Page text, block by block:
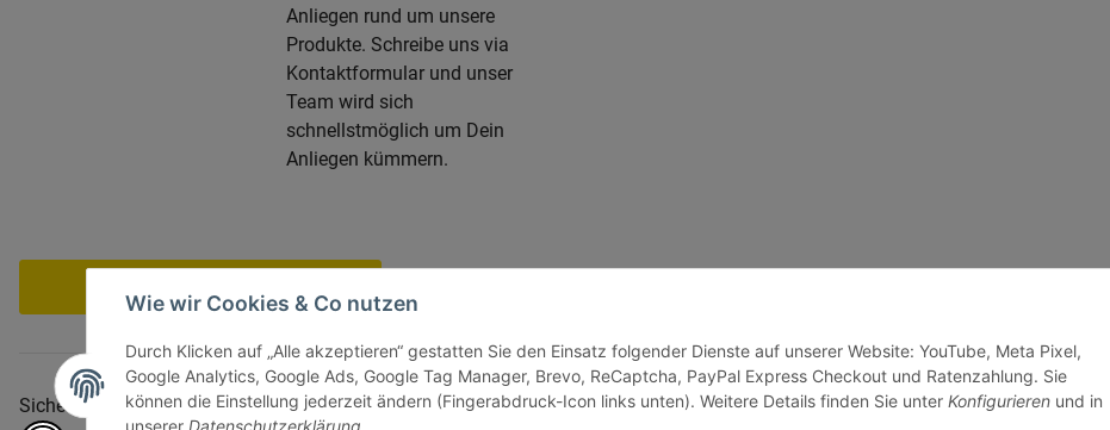
Wie wir Cookies & Co nutzen
Durch Klicken auf „Alle akzeptieren“ gestatten Sie den Einsatz folgender Dienste auf unserer Website: YouTube, Meta Pixel,
Google Analytics, Google Ads, Google Tag Manager, Brevo, ReCaptcha, PayPal Express Checkout und Ratenzahlung. Sie
können die Einstellung jederzeit ändern (Fingerabdruck-Icon links unten). Weitere Details finden Sie unter Konfigurieren und in
unserer Datenschutzerklärung
Anliegen rund um unsere
Produkte. Schreibe uns via
Kontaktformular und unser
Team wird sich
schnellstmöglich um Dein
Anliegen kümmern.
Sicher bezahlen via: